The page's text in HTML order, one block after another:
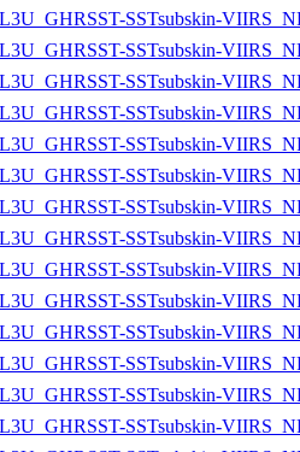
SSTsubskin-
SSTsubskin-
SSTsubskin-
SSTsubskin-
SSTsubskin-
SSTsubskin-
SSTsubskin-
SSTsubskin-
SSTsubskin-
SSTsubskin-
SSTsubskin-
SSTsubskin-
SSTsubskin-
SSTsubskin-